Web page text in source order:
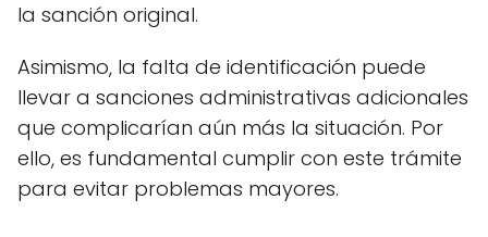
la sanción original.
Asimismo, la falta de identificación puede
llevar a sanciones administrativas adicionales
que complicarían aún más la situación. Por
ello, es fundamental cumplir con este trámite
para evitar problemas mayores.